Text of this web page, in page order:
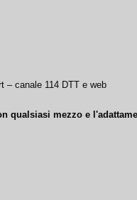
– canale 114 DTT e web
qualsiasi mezzo e